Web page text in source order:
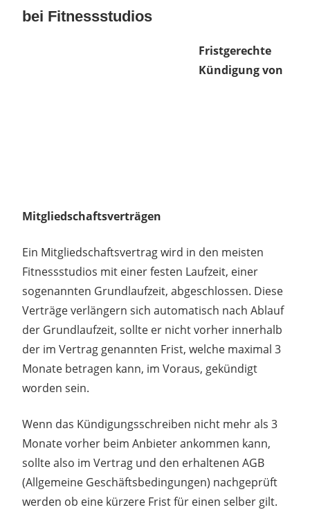
bei Fitnessstudios
Fristgerechte
Kündigung von
Mitgliedschaftsverträgen
Ein Mitgliedschaftsvertrag wird in den meisten
Fitnessstudios mit einer festen Laufzeit, einer
sogenannten Grundlaufzeit, abgeschlossen. Diese
Verträge verlängern sich automatisch nach Ablauf
der Grundlaufzeit, sollte er nicht vorher innerhalb
der im Vertrag genannten Frist, welche maximal 3
Monate betragen kann, im Voraus, gekündigt
worden sein.
Wenn das Kündigungsschreiben nicht mehr als 3
Monate vorher beim Anbieter ankommen kann,
sollte also im Vertrag und den erhaltenen AGB
(Allgemeine Geschäftsbedingungen) nachgeprüft
werden ob eine kürzere Frist für einen selber gilt.